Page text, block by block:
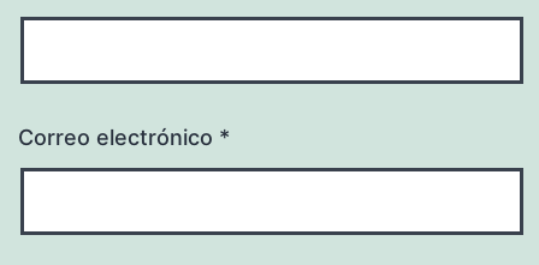
Correo electrónico *